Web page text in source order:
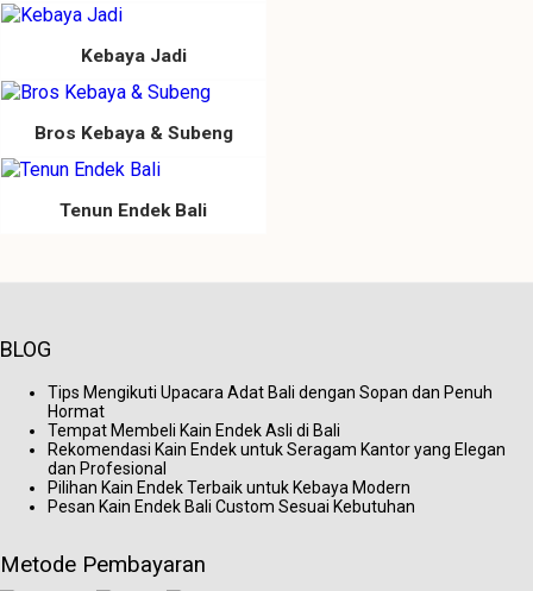
Kebaya Jadi
Bros Kebaya & Subeng
Tenun Endek Bali
BLOG
Tips Mengikuti Upacara Adat Bali dengan Sopan dan Penuh
Hormat
Tempat Membeli Kain Endek Asli di Bali
Rekomendasi Kain Endek untuk Seragam Kantor yang Elegan
dan Profesional
Pilihan Kain Endek Terbaik untuk Kebaya Modern
Pesan Kain Endek Bali Custom Sesuai Kebutuhan
Metode Pembayaran